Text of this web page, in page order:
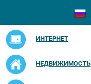
ИНТЕРНЕТ
НЕДВИЖИМОСТЬ